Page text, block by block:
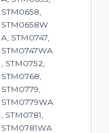
STM0658,
STM0658W
A, STM0747,
STM0747WA
, STM0752,
STM0768,
STM0779,
STM0779WA
, STM0781,
STM0781WA